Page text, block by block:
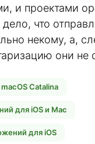
и проектами
что
некому, а,
они не
macOS Catalina
для iOS и Mac
для iOS